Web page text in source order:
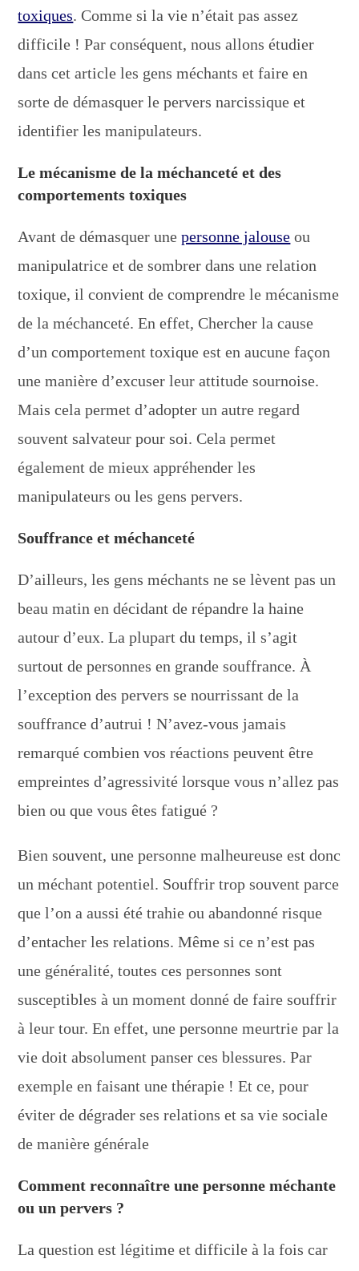
toxiques. Comme si la vie n’était pas assez
difficile ! Par conséquent, nous allons étudier
dans cet article les gens méchants et faire en
sorte de démasquer le pervers narcissique et
identifier les manipulateurs.
Le mécanisme de la méchanceté et des
comportements toxiques
Avant de démasquer unepersonne jalouse ou
manipulatrice et de sombrer dans une relation
toxique, il convient de comprendre le mécanisme
de la méchanceté. En effet, Chercher la cause
d’un comportement toxique est en aucune façon
une manière d’excuser leur attitude sournoise.
Mais cela permet d’adopter un autre regard
souvent salvateur pour soi. Cela permet
également de mieux appréhender les
manipulateurs ou les gens pervers.
Souffrance et méchanceté
D’ailleurs, les gens méchants ne se lèvent pas un
beau matin en décidant de répandre la haine
autour d’eux. La plupart du temps, il s’agit
surtout de personnes en grande souffrance. À
l’exception des pervers se nourrissant de la
souffrance d’autrui ! N’avez-vous jamais
remarqué combien vos réactions peuvent être
empreintes d’agressivité lorsque vous n’allez pas
bien ou que vous êtes fatigué ?
Bien souvent, une personne malheureuse est donc
un méchant potentiel. Souffrir trop souvent parce
que l’on a aussi été trahie ou abandonné risque
d’entacher les relations. Même si ce n’est pas
une généralité, toutes ces personnes sont
susceptibles à un moment donné de faire souffrir
à leur tour. En effet, une personne meurtrie par la
vie doit absolument panser ces blessures. Par
exemple en faisant une thérapie ! Et ce, pour
éviter de dégrader ses relations et sa vie sociale
de manière générale
Comment reconnaître une personne méchante
ou un pervers ?
La question est légitime et difficile à la fois car